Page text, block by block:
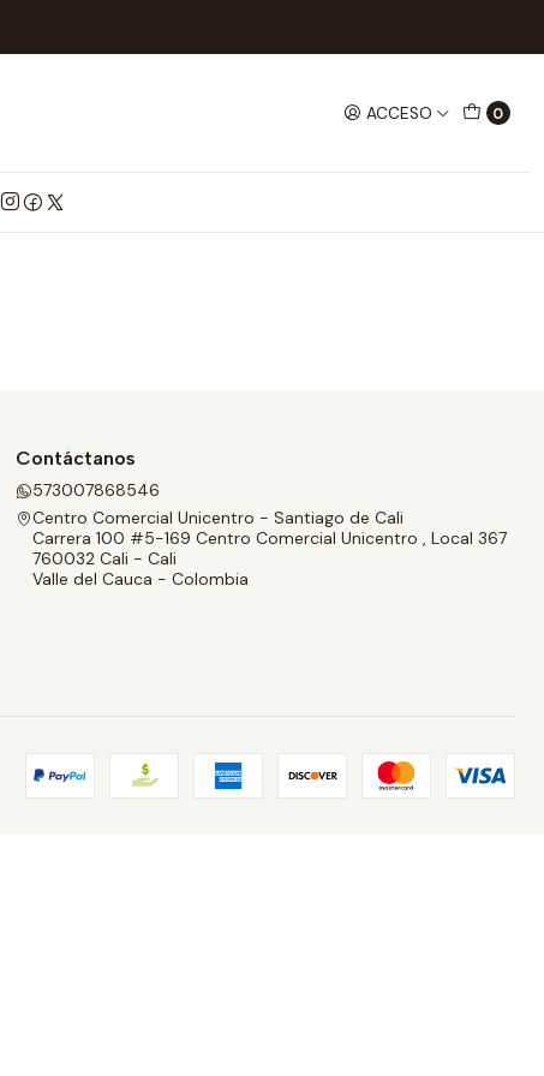
ACCESO 0
Contáctanos
573007868546
Centro Comercial Unicentro - Santiago de Cali
Carrera 100 #5-169 Centro Comercial Unicentro , Local 367
760032 Cali - Cali
Valle del Cauca - Colombia